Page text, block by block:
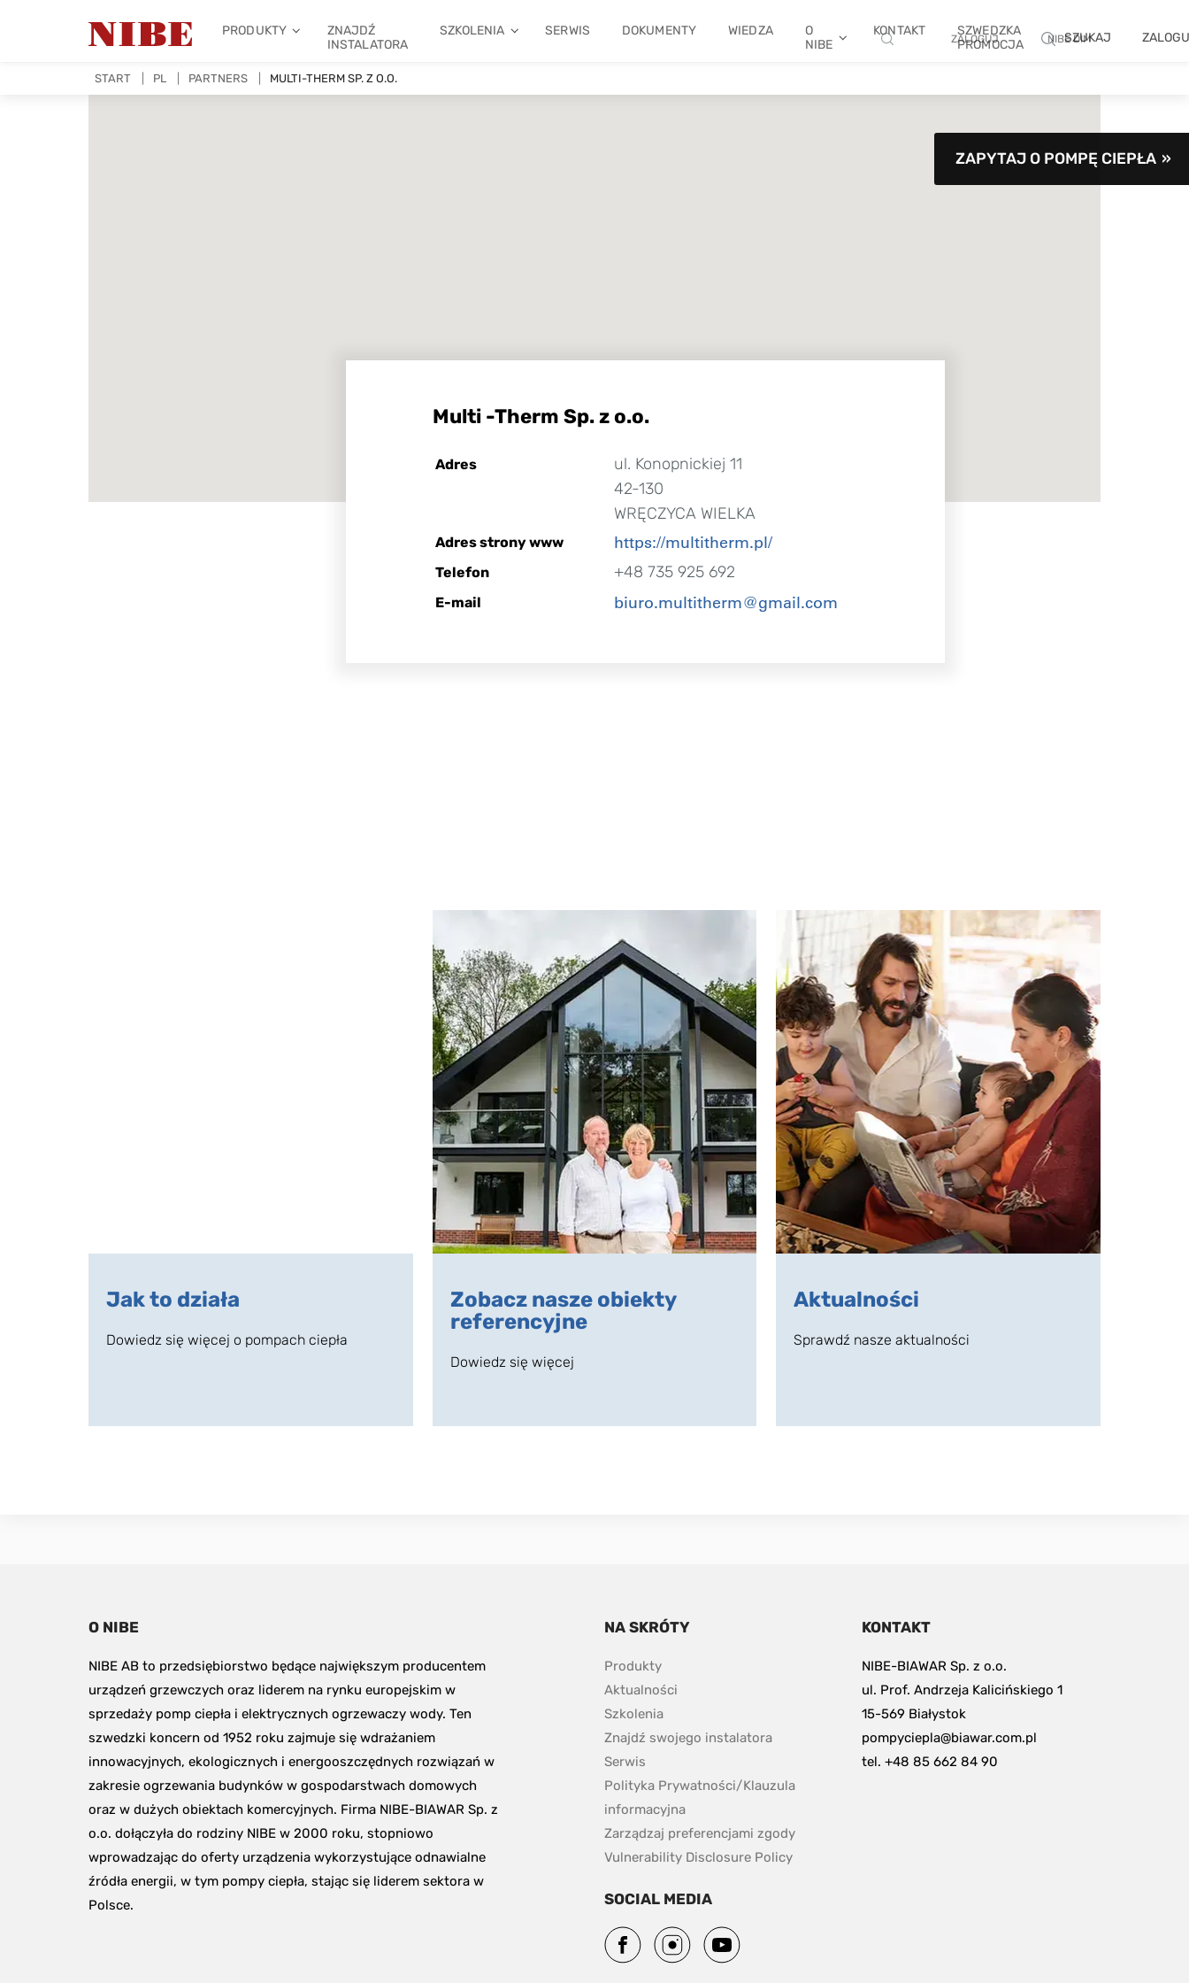
PRODUKTY
ZNAJDŹ
INSTALATORA
SZKOLENIA SERWIS DOKUMENTY WIEDZA
O
NIBE
KONTAKT
SZWEDZKA
PROMOCJA
SZUKAJ
ZALOGUJ NIBE DIM
START PL PARTNERS MULTI-THERM SP. Z O.O.
ZAPYTAJ O POMPĘ CIEPŁA
Multi -Therm Sp. z o.o.
Adres
ul. Konopnickiej 11
42-130
WRĘCZYCA WIELKA
Adres strony www https://multitherm.pl/
Telefon +48 735 925 692
E-mail biuro.multitherm@gmail.com
Jak to działa
Dowiedz się więcej o pompach ciepła
Zobacz nasze obiekty
referencyjne
Dowiedz się więcej
Aktualności
Sprawdź nasze aktualności
O NIBE
NIBE AB to przedsiębiorstwo będące największym producentem
urządzeń grzewczych oraz liderem na rynku europejskim w
sprzedaży pomp ciepła i elektrycznych ogrzewaczy wody. Ten
szwedzki koncern od 1952 roku zajmuje się wdrażaniem
innowacyjnych, ekologicznych i energooszczędnych rozwiązań w
zakresie ogrzewania budynków w gospodarstwach domowych
oraz w dużych obiektach komercyjnych. Firma NIBE-BIAWAR Sp. z
o.o. dołączyła do rodziny NIBE w 2000 roku, stopniowo
wprowadzając do oferty urządzenia wykorzystujące odnawialne
źródła energii, w tym pompy ciepła, stając się liderem sektora w
Polsce.
NA SKRÓTY
Produkty
Aktualności
Szkolenia
Znajdź swojego instalatora
Serwis
Polityka Prywatności/Klauzula
informacyjna
Zarządzaj preferencjami zgody
Vulnerability Disclosure Policypdf, 153.9 kB.
SOCIAL MEDIA
KONTAKT
NIBE-BIAWAR Sp. z o.o.
ul. Prof. Andrzeja Kalicińskiego 1
15-569 Białystok
pompyciepla@biawar.com.pl
tel. +48 85 662 84 90